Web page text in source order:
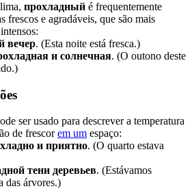
прохладный é frequentemente
frescos e agradáveis, que são mais
вечер. (Esta noite está fresca.)
и солнечная. (O outono deste
ser usado para descrever a temperatura
de frescorem um espaço:
и приятно. (O quarto estava
тени деревьев. (Estávamos
das árvores.)